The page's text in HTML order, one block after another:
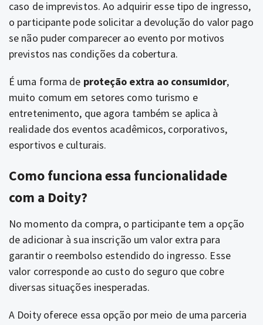
caso de imprevistos. Ao adquirir esse tipo de ingresso,
o participante pode solicitar a devolução do valor pago
se não puder comparecer ao evento por motivos
previstos nas condições da cobertura.
É uma forma de proteção extra ao consumidor,
muito comum em setores como turismo e
entretenimento, que agora também se aplica à
realidade dos eventos acadêmicos, corporativos,
esportivos e culturais.
Como funciona essa funcionalidade
com a Doity?
No momento da compra, o participante tem a opção
de adicionar à sua inscrição um valor extra para
garantir o reembolso estendido do ingresso. Esse
valor corresponde ao custo do seguro que cobre
diversas situações inesperadas.
A Doity oferece essa opção por meio de uma parceria